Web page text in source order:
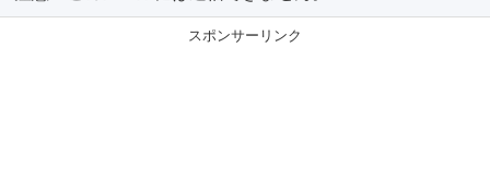
スポンサーリンク